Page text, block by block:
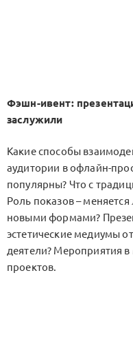
Фэшн-ивент:
заслужили
Какие способы
аудитории в офлайн-
популярны? Что с
Роль показов – меняется
новыми формами?
эстетические медиумы
деятели? Мероприятия
проектов.